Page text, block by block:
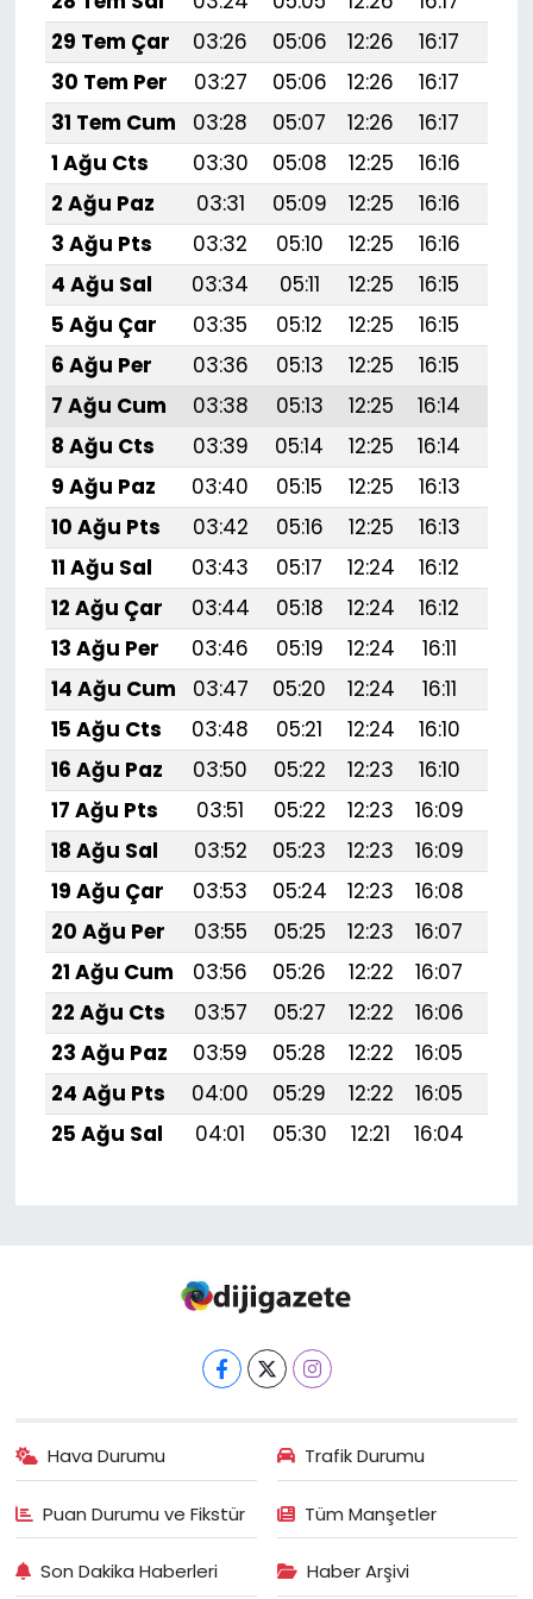
29 Tem Çar
03:26 05:06 12:26 16:17
30 Tem Per
03:27 05:06 12:26 16:17
31 Tem Cum
03:28 05:07 12:26 16:17
1 Ağu Cts
03:30 05:08 12:25 16:16
2 Ağu Paz
03:31 05:09 12:25 16:16
3 Ağu Pts
03:32 05:10 12:25 16:16
4 Ağu Sal
03:34 05:11 12:25 16:15
5 Ağu Çar
03:35 05:12 12:25 16:15
6 Ağu Per
03:36 05:13 12:25 16:15
7 Ağu Cum
03:38 05:13 12:25 16:14
8 Ağu Cts
03:39 05:14 12:25 16:14
9 Ağu Paz
03:40 05:15 12:25 16:13
10 Ağu Pts
03:42 05:16 12:25 16:13
11 Ağu Sal
03:43 05:17 12:24 16:12
12 Ağu Çar
03:44 05:18 12:24 16:12
13 Ağu Per
03:46 05:19 12:24 16:11
14 Ağu Cum
03:47 05:20 12:24 16:11
15 Ağu Cts
03:48 05:21 12:24 16:10
16 Ağu Paz
03:50 05:22 12:23 16:10
17 Ağu Pts
03:51 05:22 12:23 16:09
18 Ağu Sal
03:52 05:23 12:23 16:09
19 Ağu Çar
03:53 05:24 12:23 16:08
20 Ağu Per
03:55 05:25 12:23 16:07
21 Ağu Cum
03:56 05:26 12:22 16:07
22 Ağu Cts
03:57 05:27 12:22 16:06
23 Ağu Paz
03:59 05:28 12:22 16:05
24 Ağu Pts
04:00 05:29 12:22 16:05
25 Ağu Sal
04:01 05:30 12:21 16:04
Hava Durumu Trafik Durumu
Puan Durumu ve Fikstür Tüm Manşetler
Son Dakika Haberleri Haber Arşivi